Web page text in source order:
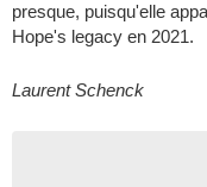
presque, puisqu'elle
Hope's legacy en 2021.
Laurent Schenck